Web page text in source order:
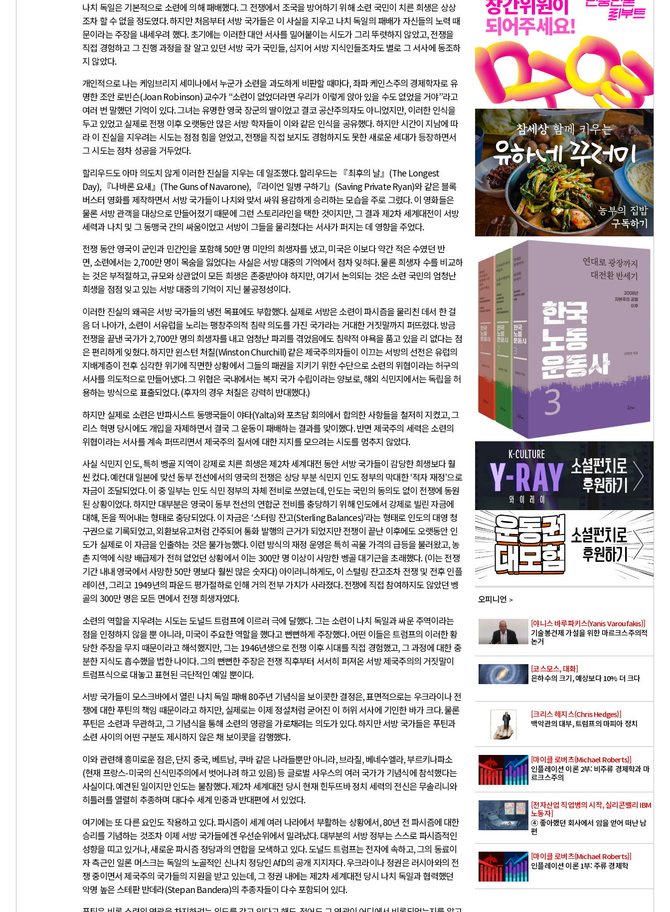
나치 독일은 기본적으로 소련에 의해 패배했다.그 전쟁에서 조국을 방어하기 위해 소련 국민이 치른 희생은 상상
조차 할 수 없을 정도였다.하지만 처음부터 서방 국가들은 이 사실을 지우고 나치 독일의 패배가 자신들의 노력 때
문이라는 주장을 내세우려 했다.초기에는 이러한 대안 서사를 밀어붙이는 시도가 그리 뚜렷하지 않았고,전쟁을
직접 경험하고 그 진행 과정을 잘 알고 있던 서방 국가 국민들,심지어 서방 지식인들조차도 별로 그 서사에 동조하
지 않았다.
개인적으로 나는 케임브리지 세미나에서 누군가 소련을 과도하게 비판할 때마다,좌파 케인스주의 경제학자로 유
명한 조안 로빈슨(Joan Robinson)교수가 “소련이 없었더라면 우리가 이렇게 앉아 있을 수도 없었을 거야”라고
여러 번 말했던 기억이 있다.그녀는 유명한 영국 장군의 딸이었고 결코 공산주의자도 아니었지만, 이러한 인식을
두고 있었고 실제로 전쟁 이후 오랫동안 많은 서방 학자들이 이와 같은 인식을 공유했다.하지만 시간이 지남에 따
라 이 진실을 지우려는 시도는 점점 힘을 얻었고, 전쟁을 직접 보지도 경험하지도 못한 새로운 세대가 등장하면서
그 시도는 점차 성공을 거두었다.
할리우드도 아마 의도치 않게 이러한 진실을 지우는 데 일조했다. 할리우드는 『최후의 날』 (The Longest
Day), 『나바론 요새』 (The Guns of Navarone), 『라이언 일병 구하기』 (Saving Private Ryan)와 같은 블록
버스터 영화를 제작하면서 서방 국가들이 나치와 맞서 싸워 용감하게 승리하는 모습을 주로 그렸다.이 영화들은
물론 서방 관객을 대상으로 만들어졌기 때문에 그런 스토리라인을 택한 것이지만,그 결과 제2차 세계대전이 서방
세력과 나치 및 그 동맹국 간의 싸움이었고 서방이 그들을 물리쳤다는 서사가 퍼지는 데 영향을 주었다.
전쟁 동안 영국이 군인과 민간인을 포함해 50만 명 미만의 희생자를 냈고,미국은 이보다 약간 적은 수였던 반
면, 소련에서는 2,700만 명이 목숨을 잃었다는 사실은 서방 대중의 기억에서 점차 잊혀다.물론 희생자 수를 비교하
는 것은 부적절하고,규모와 상관없이 모든 희생은 존중받아야 하지만, 여기서 논의되는 것은 소련 국민의 엄청난
희생을 점점 잊고 있는 서방 대중의 기억이 지닌 불공정성이다.
이러한 진실의 왜곡은 서방 국가들의 냉전 목표에도 부합했다.실제로 서방은 소련이 파시즘을 물리친 데서 한 걸
음 더 나아가, 소련이 서유럽을 노리는 팽창주의적 침략 의도를 가진 국가라는 거대한 거짓말까지 퍼뜨렸다.방금
전쟁을 끝낸 국가가2,700만 명의 희생자를 내고 엄청난 파괴를 겪었음에도 침략적 야욕을 품고 있을 리 없다는 점
은 편리하게 잊혔다.하지만 윈스턴 처칠(Winston Churchill)같은 제국주의자들이 이끄는 서방의 선전은 유럽의
지배계층이 전후 심각한 위기에 직면한 상황에서 그들의 패권을 지키기 위한 수단으로 소련의 위협이라는 허구의
서사를 의도적으로 만들어냈다.그 위협은 국내에서는 복지 국가 수립이라는 양보로,해외 식민지에서는 독립을 허
용하는 방식으로 표출되었다. (후자의 경우 처칠은 강력히 반대했다.)
하지만 실제로 소련은 반파시스트 동맹국들이 야타(Yalta)와 포츠담회의에서 합의한 사항들을 철저히 지켰고,그
리스 혁명 당시에도 개입을 자제하면서 결국 그 운동이 패배하는 결과를 맞이했다.반면 제국주의 세력은 소련의
위협이라는 서사를 계속 퍼뜨리면서 제국주의 질서에 대한 지지를 모으려는 시도를 멈추지 않았다.
사실 식민지 인도,특히 벵골 지역이 강제로 치른 희생은 제2차 세계대전 동안 서방 국가들이 감당한 희생보다 훨
씬 컸다.예컨대 일본에 맞선 동부 전선에서의 영국의 전쟁은 상당 부분 식민지 인도 정부의 막대한‘적자 재정’으로
자금이 조달되었다.이 중 일부는 인도 식민 정부의 자체 전비로 쓰였는데,인도는 국민의 동의도 없이 전쟁에 동원
된 상황이었다.하지만 대부분은 영국이 동부 전선의 연합군 전비를 충당하기 위해 인도에서 강제로 빌린 자금에
대해, 돈을 찍어내는 형태로 충당되었다.이 자금은 ‘스터링 잔고(Sterling Balances)’라는 형태로 인도의 대영 청
구권으로 기록되었고,외환보유고처럼 간주되어 통화 발행의 근거가 되었지만 전쟁이 끝난 이후에도 오랫동안 인
도가 실제로 이 자금을 인출하는 것은 불가능했다.이런 방식의 재정 운영은 특히 곡물 가격의 급등을 불러왔고,농
촌 지역에 식량 배급제가 전혀 없었던 상황에서 이는 300만 명 이상이 사망한 벵골 대기근을 초래했다. (이는 전쟁
기간 내내 영국에서 사망한50만 명보다 훨씬 많은 숫자다) 아이러니하게도, 이 스털링 잔고조차 전쟁 및 전후 인플
레이션,그리고 1949년의 파운드 평가절하로 인해 거의 전부 가치가 사라졌다.전쟁에 직접 참여하지도 않았던 벵
골의 300만 명은 모든 면에서 전쟁 희생자였다.
소련의 역할을 지우려는 시도는 도널드 트럼프에 이르러 극에 달했다.그는 소련이 나치 독일과 싸운 주역이라는
점을 인정하지 않을 뿐 아니라, 미국이 주요한 역할을 했다고 뻔뻔하게 주장했다.어떤 이들은 트럼프의 이러한 황
당한 주장을 무지 때문이라고 해석했지만,그는 1946년생으로 전쟁 이후 시대를 직접 경험했고,그 과정에 대한 충
분한 지식도 흡수했을 법한 나이다.그의 뻔뻔한 주장은 전쟁 직후부터 서서히 퍼져온 서방 제국주의의 거짓말이
트럼프식으로 대놓고 표현된 극단적인 예일 뿐이다.
서방 국가들이 모스크바에서 열린 나치 독일 패배 80주년 기념식을 보이콧한 결정은,표면적으로는 우크라이나 전
쟁에 대한 푸틴의 책임 때문이라고 하지만, 실제로는 이제 정설처럼 굳어진 이 허위 서사에 기인한 바가 크다.물론
푸틴은 소련과 무관하고,그 기념식을 통해 소련의 영광을 가로채려는 의도가 있다.하지만 서방 국가들은 푸틴과
소련 사이의 어떤 구분도 제시하지 않은 채 보이콧을 감행했다.
이와 관련해 흥미로운 점은,단지 중국, 베트남, 쿠바 같은 나라들뿐만 아니라,브라질,베네수엘라,부르키나파소
(현재 프랑스-미국의 신식민주의에서 벗어나려 하고 있음)등 글로벌 사우스의 여러 국가가 기념식에 참석했다는
사실이다.예견된 일이지만 인도는 불참했다.제2차 세계대전 당시 현재 힌두뜨바정치 세력의 전신은 무솔리니와
히틀러를 열렬히 추종하며 대다수 세계 민중과 반대편에 서 있었다.
여기에는 또 다른 요인도 작용하고 있다.파시즘이 세계 여러 나라에서 부활하는 상황에서, 80년 전 파시즘에 대한
승리를 기념하는 것조차 이제 서방 국가들에겐 우선순위에서 밀려났다.대부분의 서방 정부는 스스로 파시즘적인
성향을 띠고 있거나,새로운 파시즘 정당과의 연합을 모색하고 있다.도널드 트럼프는 전자에 속하고,그의 동료이
자 측근인 일론 머스크는 독일의 노골적인 신나치 정당인AfD의 공개 지지자다.우크라이나 정권은 러시아와의 전
쟁 중이면서 제국주의 국가들의 지원을 받고 있는데,그 정권 내에는 제2차 세계대전 당시 나치 독일과 협력했던
악명 높은 스테판 반데라(Stepan Bandera)의 추종자들이 다수 포함되어 있다.
오피니언
[야니스 바루파키스(Yanis Varoufakis)]
기술봉건제 가설을 위한 마르크스주의적
논거
[코스모스, 대화]
은하수의 크기, 예상보다 10% 더 크다
[크리스 헤지스(Chris Hedges)]
백악관의 대부, 트럼프의 마피아 정치
[마이클 로버츠(Michael Roberts)]
인플레이션 이론 2부: 비주류 경제학과 마
르크스주의
[전자산업 직업병의 시작, 실리콘밸리 IBM
노동자]
④ 좋아했던 회사에서 암을 얻어 떠난 남
편
[마이클 로버츠(Michael Roberts)]
인플레이션 이론 1부: 주류 경제학